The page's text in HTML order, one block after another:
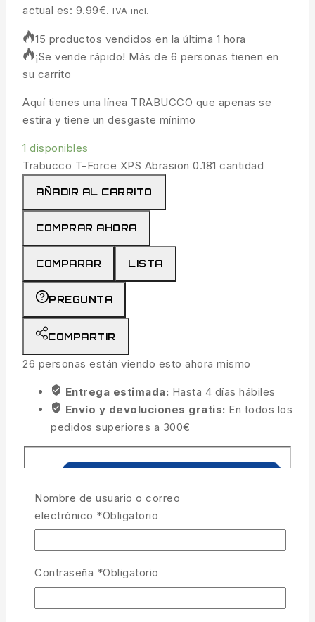
actual es: 9.99€. IVA incl.
15 productos vendidos en la última 1 hora
¡Se vende rápido! Más de 6 personas tienen en
su carrito
Aquí tienes una línea TRABUCCO que apenas se
estira y tiene un desgaste mínimo
1 disponibles
Trabucco T-Force XPS Abrasion 0.181 cantidad
AÑADIR AL CARRITO
COMPRAR AHORA
COMPARAR LISTA
PREGUNTA
COMPARTIR
26 personas están viendo esto ahora mismo
Entrega estimada: Hasta 4 días hábiles
Envío y devoluciones gratis: En todos los
pedidos superiores a 300€
Nombre de usuario o correo
electrónico *Obligatorio
Contraseña *Obligatorio